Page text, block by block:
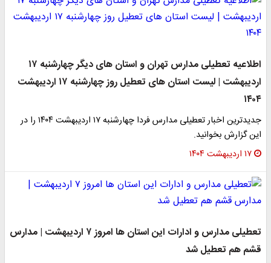
اطلاعیه تعطیلی مدارس تهران و استان های دیگر چهارشنبه ۱۷
اردیبهشت | لیست استان های تعطیل روز چهارشنبه ۱۷ اردیبهشت
۱۴۰۴
جدیدترین اخبار تعطیلی مدارس فردا چهارشنبه ۱۷ اردیبهشت ۱۴۰۴ را در
این گزارش بخوانید.
۱۷ اردیبهشت ۱۴۰۴
تعطیلی مدارس و ادارات این استان ها امروز ۷ اردیبهشت | مدارس
قشم هم تعطیل شد